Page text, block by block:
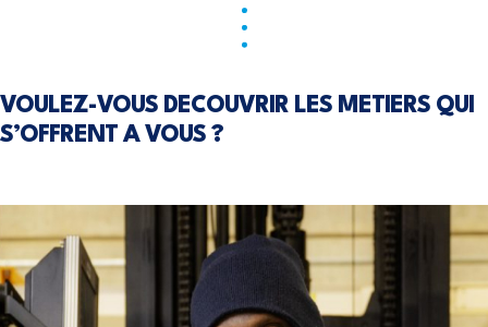
VOULEZ-VOUS DECOUVRIR LES METIERS QUI
S’OFFRENT A VOUS ?